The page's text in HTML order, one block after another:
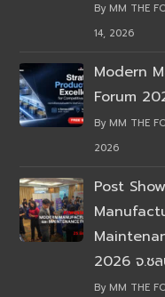
By MM THE
14, 2026
Modern
Forum
By MM THE
2026
Post
2026 จ.ช
By MM THE